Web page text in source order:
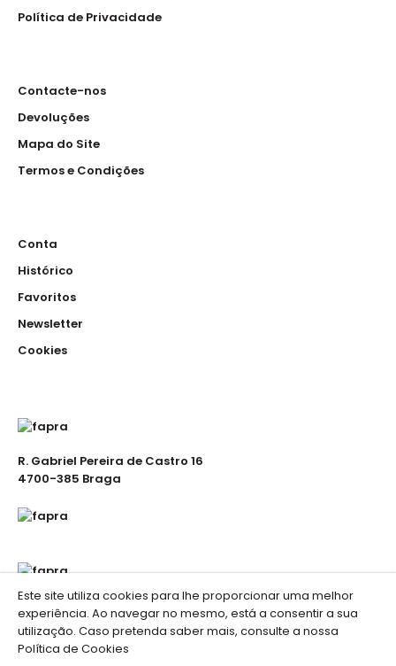
Este site utiliza cookies para lhe proporcionar uma melhor
experiência. Ao navegar no mesmo, está a consentir a sua
utilização. Caso pretenda saber mais, consulte a nossa
Política de Cookies
Touca em rede e pala de 200 gramas em 65%poliester
Política de Privacidade
Contacte-nos
Devoluções
Mapa do Site
Termos e Condições
Conta
Histórico
Favoritos
Newsletter
Cookies
R. Gabriel Pereira de Castro 16
4700-385 Braga